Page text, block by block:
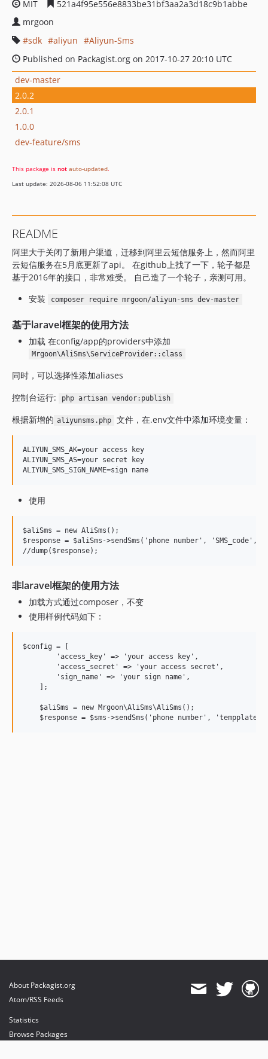
MIT
521a4f95e556e8833be31bf3aa2a3d18c9b1abbe
mrgoon
sdk
aliyun
Aliyun-Sms
Published on Packagist.org on 2017-10-27 20:10 UTC
dev-master
2.0.2
2.0.1
1.0.0
dev-feature/sms
This package is not auto-updated.
Last update: 2026-08-06 11:52:08 UTC
README
阿里大于关闭了新用户渠道，迁移到阿里云短信服务上，然而阿里
云短信服务在5月底更新了api。 在github上找了一下，轮子都是
基于2016年的接口，非常难受。 自己造了一个轮子，亲测可用。
安装
composer require mrgoon/aliyun-sms dev-master
基于laravel框架的使用方法
加载 在config/app的providers中添加
Mrgoon\AliSms\ServiceProvider::class
同时，可以选择性添加aliases
控制台运行:
php artisan vendor:publish
根据新增的 aliyunsms.php 文件，在.env文件中添加环境变量：
ALIYUN_SMS_AK=your access key
ALIYUN_SMS_AS=your secret key
使用
$aliSms = new AliSms();
$response = $aliSms->sendSms('phone number',
非laravel框架的使用方法
加载方式通过composer，不变
使用样例代码如下：
$config = [
        'access_key' => 'your access key',
        'access_secret' => 'your access secret',
        'sign_name' => 'your sign name',
    ];
    $aliSms = new Mrgoon\AliSms\AliSms();
About Packagist.org
Atom/RSS Feeds
Statistics
Browse Packages